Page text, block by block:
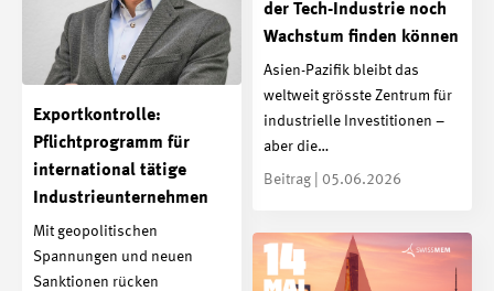
der Tech-Industrie noch
Wachstum finden können
Asien-Pazifik bleibt das
weltweit grösste Zentrum für
industrielle Investitionen –
aber die…
Beitrag | 05.06.2026
Exportkontrolle:
Pflichtprogramm für
international tätige
Industrieunternehmen
Mit geopolitischen
Spannungen und neuen
Sanktionen rücken